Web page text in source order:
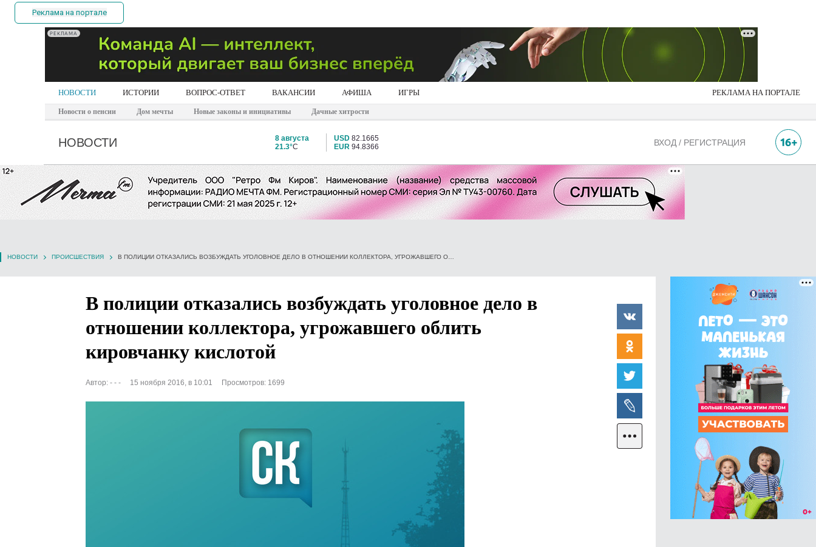
Реклама на портале
РЕКЛАМА
НОВОСТИ ИСТОРИИ ВОПРОС-ОТВЕТ ВАКАНСИИ АФИША ИГРЫ РЕКЛАМА НА ПОРТАЛЕ
Новости о пенсии Дом мечты Новые законы и инициативы Дачные хитрости
НОВОСТИ
8 августа
21.3°C
USD 82.1665
EUR 94.8366 ВХОД / РЕГИСТРАЦИЯ
НОВОСТИ ПРОИСШЕСТВИЯ
В полиции отказались возбуждать уголовное дело в
отношении коллектора, угрожавшего облить
кировчанку кислотой
Автор: - - - 15 ноября 2016, в 10:01 Просмотров: 1699